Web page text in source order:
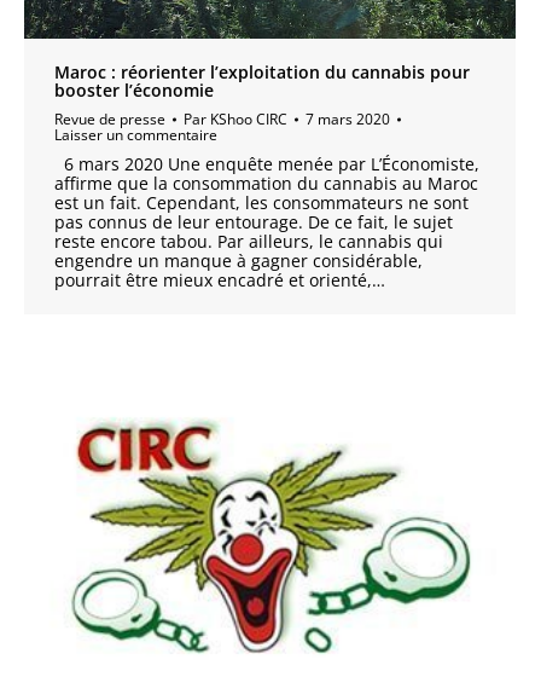
Maroc : réorienter l’exploitation du cannabis pour
booster l’économie
Revue de presse Par KShoo CIRC 7 mars 2020
Laisser un commentaire
6 mars 2020 Une enquête menée par L’Économiste,
affirme que la consommation du cannabis au Maroc
est un fait. Cependant, les consommateurs ne sont
pas connus de leur entourage. De ce fait, le sujet
reste encore tabou. Par ailleurs, le cannabis qui
engendre un manque à gagner considérable,
pourrait être mieux encadré et orienté,…